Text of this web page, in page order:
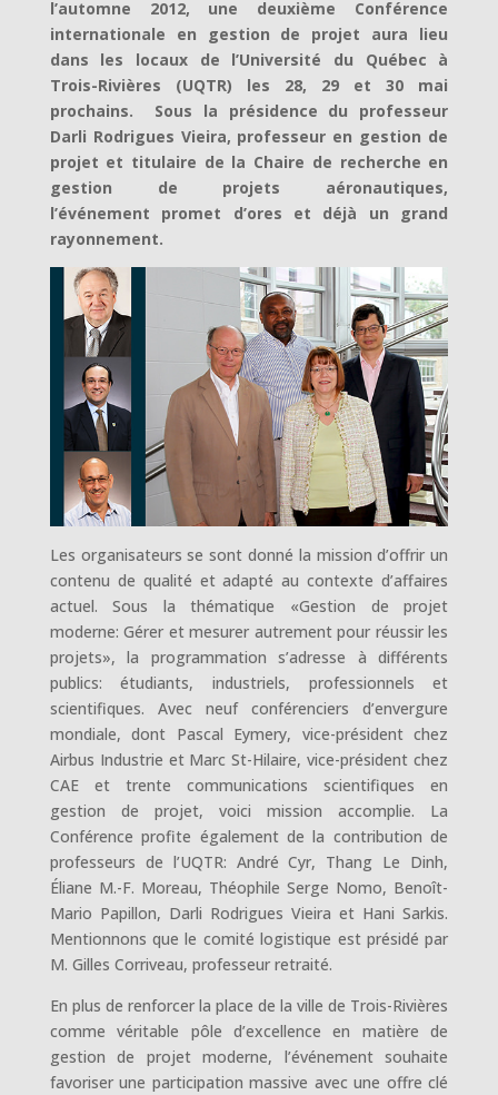
l’automne 2012, une deuxième Conférence
internationale en gestion de projet aura lieu
dans les locaux de l’Université du Québec à
Trois-Rivières (UQTR) les 28, 29 et 30 mai
prochains. Sous la présidence du professeur
Darli Rodrigues Vieira, professeur en gestion de
projet et titulaire de la Chaire de recherche en
gestion de projets aéronautiques,
l’événement promet d’ores et déjà un grand
rayonnement.
Les organisateurs se sont donné la mission d’offrir un
contenu de qualité et adapté au contexte d’affaires
actuel. Sous la thématique «Gestion de projet
moderne: Gérer et mesurer autrement pour réussir les
projets», la programmation s’adresse à différents
publics: étudiants, industriels, professionnels et
scientifiques. Avec neuf conférenciers d’envergure
mondiale, dont Pascal Eymery, vice-président chez
Airbus Industrie et Marc St-Hilaire, vice-président chez
CAE et trente communications scientifiques en
gestion de projet, voici mission accomplie. La
Conférence profite également de la contribution de
professeurs de l’UQTR: André Cyr, Thang Le Dinh,
Éliane M.-F. Moreau, Théophile Serge Nomo, Benoît-
Mario Papillon, Darli Rodrigues Vieira et Hani Sarkis.
Mentionnons que le comité logistique est présidé par
M. Gilles Corriveau, professeur retraité.
En plus de renforcer la place de la ville de Trois-Rivières
comme véritable pôle d’excellence en matière de
gestion de projet moderne, l’événement souhaite
favoriser une participation massive avec une offre clé